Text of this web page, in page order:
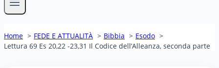
Home FEDE E ATTUALITÀ Bibbia
Esodo
Lettura 69 Es 20,22 -23,31 Il Codice dell’Alleanza, seconda parte